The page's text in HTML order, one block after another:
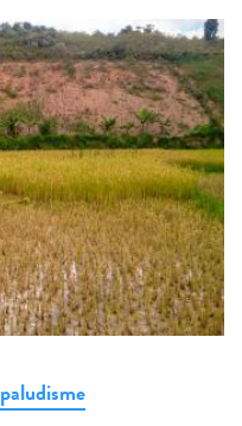
paludisme